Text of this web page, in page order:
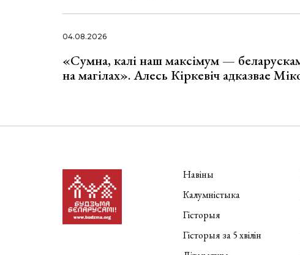
04.08.2026
«Сумна, калі наш максімум —
на магілах». Алесь Кіркевіч адказвае
Навіны
Калумністыка
Гісторыя
Гісторыя за 5 хвілін